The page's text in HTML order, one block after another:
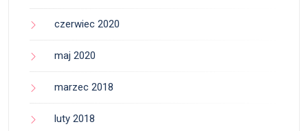
czerwiec 2020
maj 2020
marzec 2018
luty 2018